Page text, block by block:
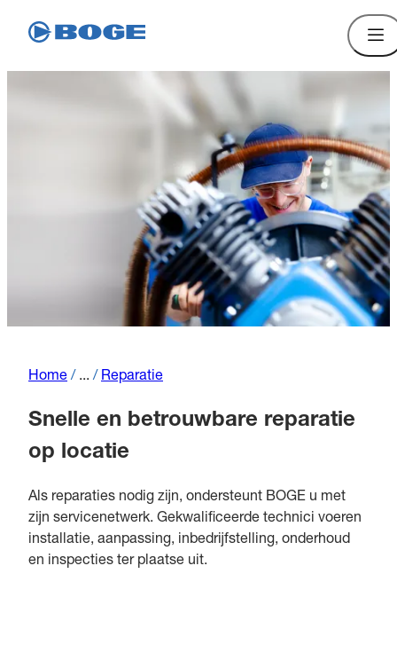
Home / ... / Reparatie
Snelle en betrouwbare reparatie
op locatie
Als reparaties nodig zijn, ondersteunt BOGE u met
zijn servicenetwerk. Gekwalificeerde technici voeren
installatie, aanpassing, inbedrijfstelling, onderhoud
en inspecties ter plaatse uit.